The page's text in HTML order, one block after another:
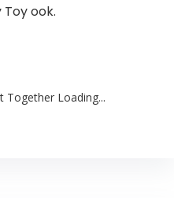
ook.
Together Loading...